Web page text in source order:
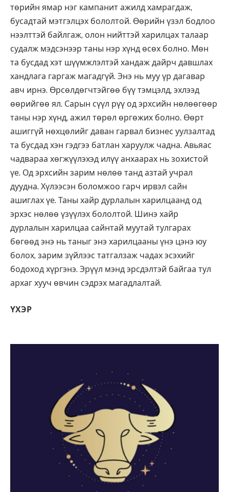
төрийн ямар нэг кампанит ажилд хамрагдаж,
бусадтай мэтгэлцэх бололтой. Өөрийн үзэл бодлоо
нээлттэй байлгаж, олон нийттэй харилцах талаар
судалж мэдсэнээр таны нэр хүнд өсөх болно. Мөн
та бусдад хэт шүүмжлэлтэй хандаж дайрч давшлах
хандлага гаргаж магадгүй. Энэ нь муу үр дагавар
авч ирнэ. Өрсөлдөгчтэйгөө бүү тэмцэлд, эхлээд
өөрийгөө ял. Сарын сүүл рүү од эрхсийн нөлөөгөөр
таны нэр хүнд, ажил төрөл өргөжих болно. Өөрт
ашиггүй нөхцөлийг даван гарвал бизнес уулзалтад
та бусдад хэн гэдгээ батлан харуулж чадна. Авьяас
чадвараа хөгжүүлэхэд илүү анхаарах нь зохистой
үе. Од эрхсийн зарим нөлөө танд азтай учрал
дуудна. Хүлээсэн боломжоо гарч ирвэл сайн
ашиглах үе. Таны хайр дурлалын харилцаанд од
эрхэс нөлөө үзүүлэх бололтой. Шинэ хайр
дурлалын харилцаа сайнтай муутай тулгарах
бөгөөд энэ нь таныг энэ харилцааны үнэ цэнэ юу
болох, зарим зүйлээс татгалзаж чадах эсэхийг
бодоход хүргэнэ. Эрүүл мэнд эрсдэлтэй байгаа тул
архаг хууч өвчин сэдрэх магадлалтай.
ҮХЭР